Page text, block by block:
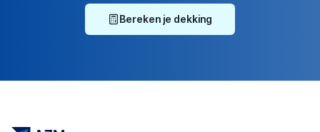
Bereken je dekking